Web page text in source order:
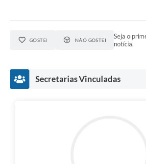
GOSTEI NÃO GOSTEI
Seja o
notícia.
Secretarias Vinculadas